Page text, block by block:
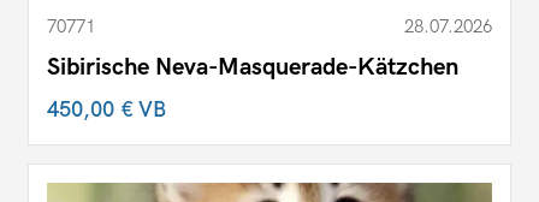
70771 28.07.2026
Sibirische Neva-Masquerade-Kätzchen
450,00 €VB